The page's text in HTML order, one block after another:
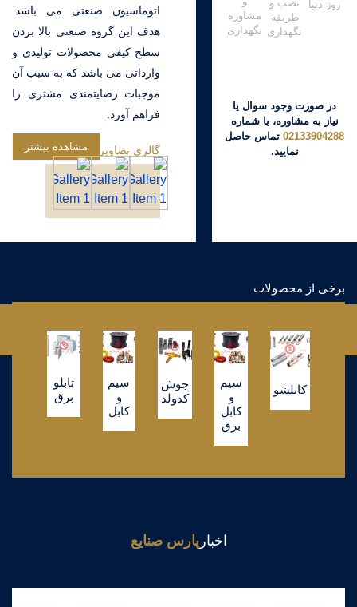
روز دنیا
نصب و
طریقه
نگهداری
مشاوره
نگهداری
در صورت وجود سوال یا
نیاز به مشاوره، با شماره
02133904288تماس حاصل
نمایید.
اتوماسیون صنعتی می باشد.
هدف این گروه صنعتی بالا بردن
سطح کیفی محصولات تولیدی و
وارداتی می باشد که به سبب آن
موجبات رضایتمندی مشتری را
فراهم آورد.
مشاهده بیشتر گالری تصاویر
برخی از محصولات
کابلشو
سیم
و
کابل
برق
جوش
کدولد
سیم
و
کابل
تابلو
برق
اخبارپارس صنایع